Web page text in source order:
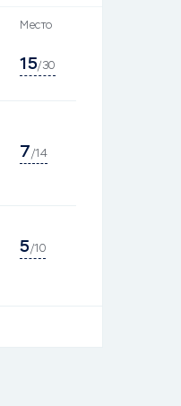
Место
15/30
7/14
5/10